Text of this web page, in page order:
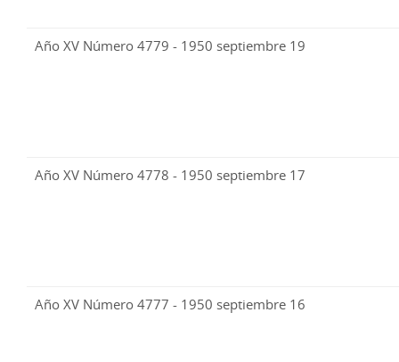
Año XV Número 4779 - 1950 septiembre 19
Año XV Número 4778 - 1950 septiembre 17
Año XV Número 4777 - 1950 septiembre 16